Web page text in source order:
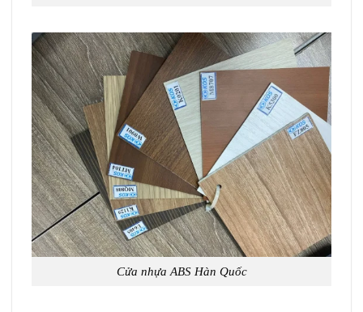
Cửa nhựa ABS Hàn Quốc